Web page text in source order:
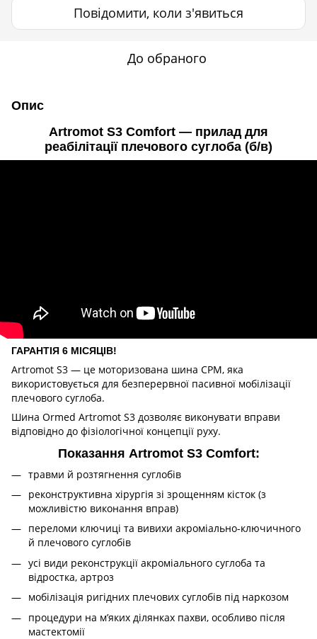
Повідомити, коли з'явиться
До обраного
Опис
Artromot S3 Comfort — прилад для
реабілітації плечового суглоба (б/в)
ГАРАНТІЯ 6 МІСЯЦІВ!
Artromot S3 — це моторизована шина CPM, яка
використовується для безперервної пасивної мобілізації
плечового суглоба.
Шина Ormed Artromot S3 дозволяє виконувати вправи
відповідно до фізіологічної концепції руху.
Показання Artromot S3 Comfort:
травми й розтягнення суглобів
реконструктивна хірургія зі зрощенням кісток (з
можливістю виконання вправ)
переломи ключиці та вивихи акроміально-ключичного
й плечового суглобів
усі види реконструкції акроміального суглоба та
відростка, артроз
мобілізація ригідних плечових суглобів під наркозом
процедури на м’яких ділянках пахви, особливо після
мастектомії